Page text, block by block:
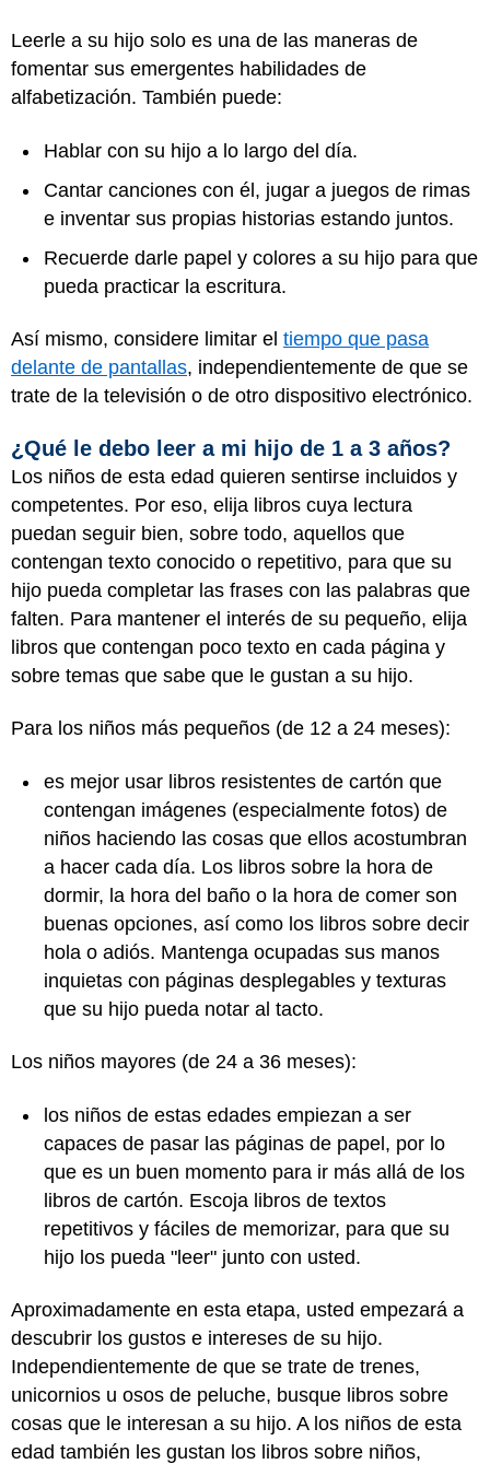
Leerle a su hijo solo es una de las maneras de
fomentar sus emergentes habilidades de
alfabetización. También puede:
Hablar con su hijo a lo largo del día.
Cantar canciones con él, jugar a juegos de rimas
e inventar sus propias historias estando juntos.
Recuerde darle papel y colores a su hijo para que
pueda practicar la escritura.
Así mismo, considere limitar el tiempo que pasa
delante de pantallas, independientemente de que se
trate de la televisión o de otro dispositivo electrónico.
¿Qué le debo leer a mi hijo de 1 a 3 años?
Los niños de esta edad quieren sentirse incluidos y
competentes. Por eso, elija libros cuya lectura
puedan seguir bien, sobre todo, aquellos que
contengan texto conocido o repetitivo, para que su
hijo pueda completar las frases con las palabras que
falten. Para mantener el interés de su pequeño, elija
libros que contengan poco texto en cada página y
sobre temas que sabe que le gustan a su hijo.
Para los niños más pequeños (de 12 a 24 meses):
es mejor usar libros resistentes de cartón que
contengan imágenes (especialmente fotos) de
niños haciendo las cosas que ellos acostumbran
a hacer cada día. Los libros sobre la hora de
dormir, la hora del baño o la hora de comer son
buenas opciones, así como los libros sobre decir
hola o adiós. Mantenga ocupadas sus manos
inquietas con páginas desplegables y texturas
que su hijo pueda notar al tacto.
Los niños mayores (de 24 a 36 meses):
los niños de estas edades empiezan a ser
capaces de pasar las páginas de papel, por lo
que es un buen momento para ir más allá de los
libros de cartón. Escoja libros de textos
repetitivos y fáciles de memorizar, para que su
hijo los pueda "leer" junto con usted.
Aproximadamente en esta etapa, usted empezará a
descubrir los gustos e intereses de su hijo.
Independientemente de que se trate de trenes,
unicornios u osos de peluche, busque libros sobre
cosas que le interesan a su hijo. A los niños de esta
edad también les gustan los libros sobre niños,